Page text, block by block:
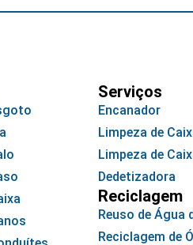
Serviços
Encanador
Limpeza de
Limpeza de
Dedetizadora
Reciclagem
Reuso de Água
Reciclagem de